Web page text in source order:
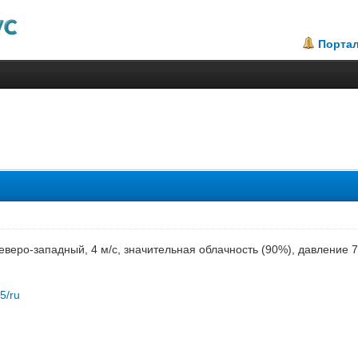
западный, 4 м/с, значительная облачность (90%), давление
ru